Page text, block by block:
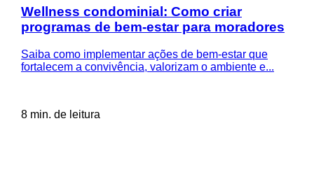
Wellness condominial: Como criar
programas de bem-estar para moradores
Saiba como implementar ações de bem-estar que
fortalecem a convivência, valorizam o ambiente e...
8 min. de leitura